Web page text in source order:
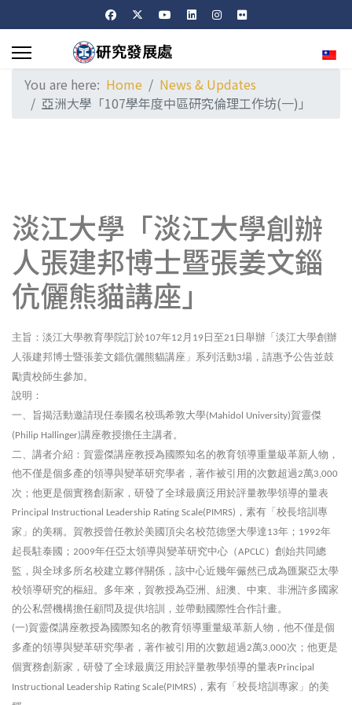
You are here: Home
News & Updates
亞洲大學「107學年度中區研究倫理工作坊(一)」
淡江大學「淡江大學創辦
人張建邦博士暨張姜文錙
伉儷熊貓講座」
主旨：淡江大學教育學院訂於107年12 月 19 日至21 日舉辦「淡江大學創辦
人張建邦博士暨張姜文錙伉儷熊貓講座」系列活動3場，請惠予公告並鼓
勵貴校師生參加。
說明：
一、旨揭活動邀請現任泰國名校瑪希敦大學(Mahidol University)賀靈傑
(Philip Hallinger)講座教授擔任主講者。
二、講者介紹：賀靈傑講座教授為國際知名的教育領導重量級革新人物，
他不僅是個多產的領導與變革研究學者，著作被引用的次數超過2萬3,000
次；他更是個實務創新家，研發了全球最廣泛用於評量教學領導的量表
Principal Instructional Leadership Rating Scale(PIMRS) ，素有「校長培訓專
家」的美稱。賀教授曾任教於美國頂尖名校范德堡大學達13年； 1992年
起長駐泰國； 2009年任亞太領導與變革研究中心（APCLC）創始共同總
監，與全球多所名校建立夥伴關係，該中心近幾年儼然已成為匯聚亞太學
校領導研究的樞紐。多年來，賀教授為亞洲、紐澳、中東、非洲許多國家
的公私營機構擔任顧問及提供培訓，並帶動國際性合作計畫。
(一)賀靈傑講座教授為國際知名的教育領導重量級革新人物，他不僅是個
多產的領導與變革研究學者，著作被引用的次數超過2萬3,000次；他更是
個實務創新家，研發了全球最廣泛用於評量教學領導的量表Principal
Instructional Leadership Rating Scale(PIMRS) ，素有「校長培訓專家」的美